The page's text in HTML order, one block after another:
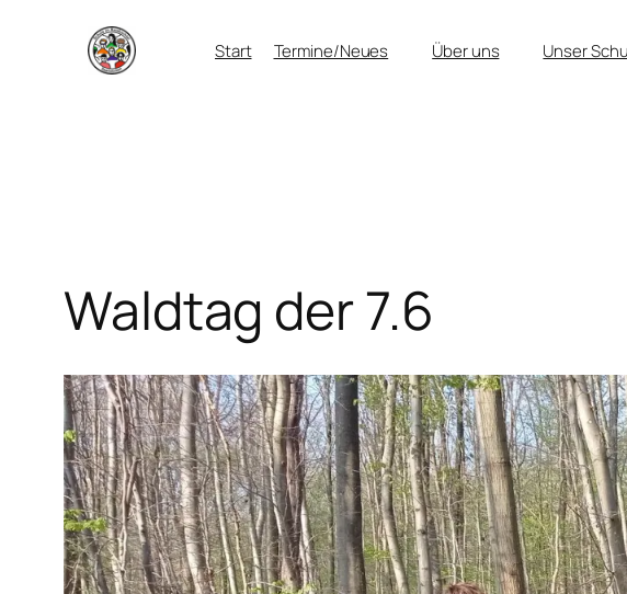
Start Termine/Neues Über uns Unser
Waldtag der 7.6